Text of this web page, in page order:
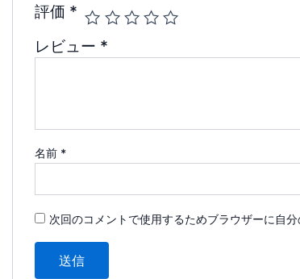
評価 *
レビュー *
名前 *
次回のコメントで使用するためブラウザーに自